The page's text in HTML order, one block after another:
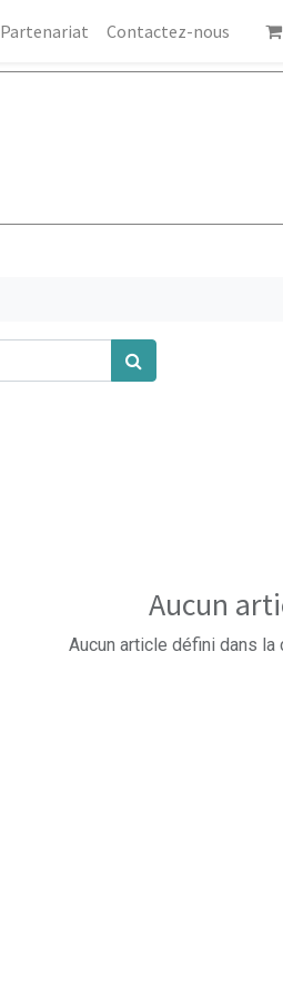
Partenariat Contactez-nous
Aucun
Aucun article défini dans la